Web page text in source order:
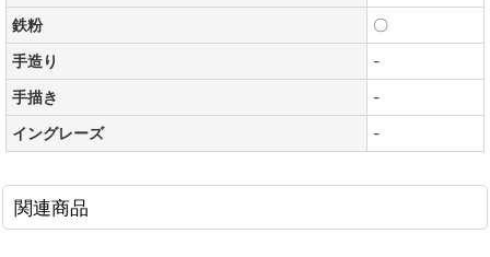
鉄粉
〇
手造り
-
手描き
-
イングレーズ
-
関連商品